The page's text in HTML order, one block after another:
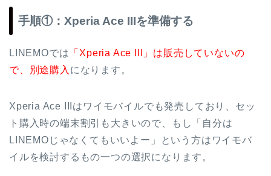
手順①：Xperia Ace IIIを準備する
LINEMOでは 「Xperia Ace III」は販売していないの
で、別途購入 になります。
Xperia Ace IIIはワイモバイルでも発売しており、セッ
ト購入時の端末割引も大きいので、もし「自分は
LINEMOじゃなくてもいいよー」という方はワイモバ
イルを検討するもの一つの選択になります。